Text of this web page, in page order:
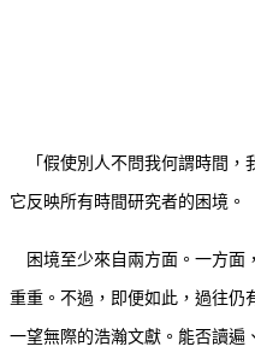
「假使別人不問我何謂時間，
它反映所有時間研究者的困境。
困境至少來自兩方面。一方面
重重。不過，即便如此，過往仍
一望無際的浩瀚文獻。能否讀遍